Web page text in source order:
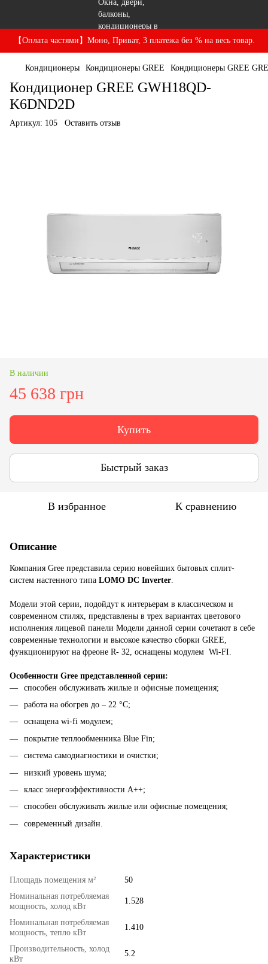
【Оплата частями】Моно, Приват, 3 платежа без % на весь товар.
Кондиционеры Кондиционеры GREE Кондиционеры GREE
Кондиционер GREE GWH18QD-
K6DND2D
Артикул: 105 Оставить отзыв
В наличии
45 638 грн
Купить
Быстрый заказ
В избранное К сравнению
Описание
Компания Gree представила серию новейших бытовых сплит-
систем настенного типа LOMO DC Inverter
Модели этой серии, подойдут к интерьерам в классическом и
современном стилях, представлены в трех вариантах цветового
исполнения лицевой панели Модели данной серии сочетают в себе
современные технологии и высокое качество сборки GREE,
функционируют на фреоне R- 32, оснащены модулем Wi-FI.
Особенности Gree представленной серии:
способен обслуживать жилые и офисные помещения;
работа на обогрев до – 22 °С;
оснащена wi-fi модулем;
покрытие теплообменника Blue Fin;
система самодиагностики и очистки;
низкий уровень шума;
класс энергоэффективности A++;
способен обслуживать жилые или офисные помещения;
современный дизайн.
Характеристики
Площадь помещения м²
50
Номинальная потребляемая
мощность, холод кВт
1.528
Номинальная потребляемая
мощность, тепло кВт
1.410
Производительность, холод
кВт
5.2